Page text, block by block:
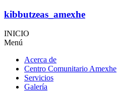
kibbutzeas_amexhe
INICIO
Menú
Acerca de
Centro Comunitario Amexhe
Servicios
Galería